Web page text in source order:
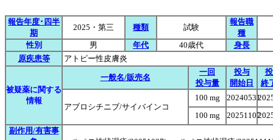
報告年度･四半
期
2025・第三 種類 試験
報告職
種
性別
男 年代 40歳代
身長
原疾患等
アトピー性皮膚炎
被疑薬に関する
情報
一般名/販売名
一回
投与量
投与
開始日
終
アブロシチニブ/サイバインコ
100 mg 20240531
100 mg
20251107
副作用/有害事